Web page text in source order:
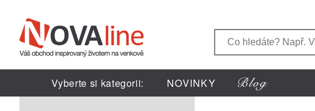
Vyberte si kategorii: NOVINKY